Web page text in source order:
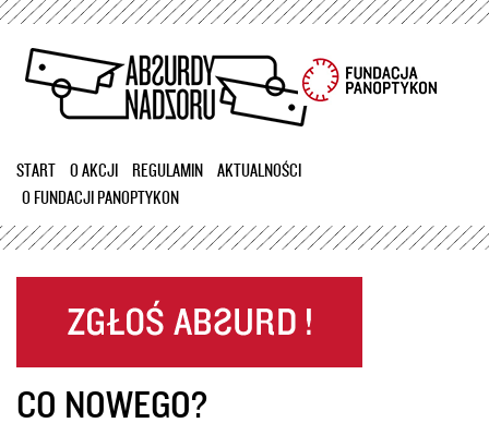
Przejdź
treści
START O AKCJI REGULAMIN
AKTUALNOŚCI
O FUNDACJI PANOPTYKON
CO NOWEGO?